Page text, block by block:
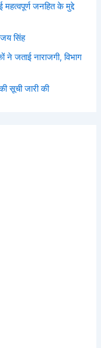
जनहित के मुद्दे
सिंह
जताई नाराजगी, विभाग
सूची जारी की